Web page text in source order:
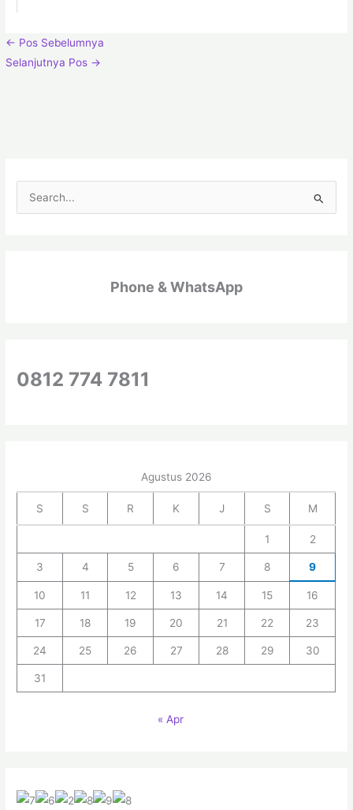
← Pos Sebelumnya
Selanjutnya Pos →
k
Phone & WhatsApp
0812 774 7811
Agustus 2026
S S R K J S M
1 2
3 4 5 6 7 8 9
10 11 12 13 14 15 16
17 18 19 20 21 22 23
24 25 26 27 28 29 30
31
« Apr